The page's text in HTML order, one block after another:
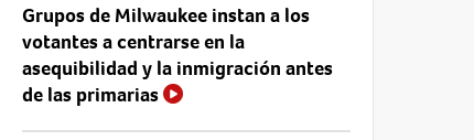
Grupos de Milwaukee instan a los
votantes a centrarse en la
asequibilidad y la inmigración antes
de las primarias